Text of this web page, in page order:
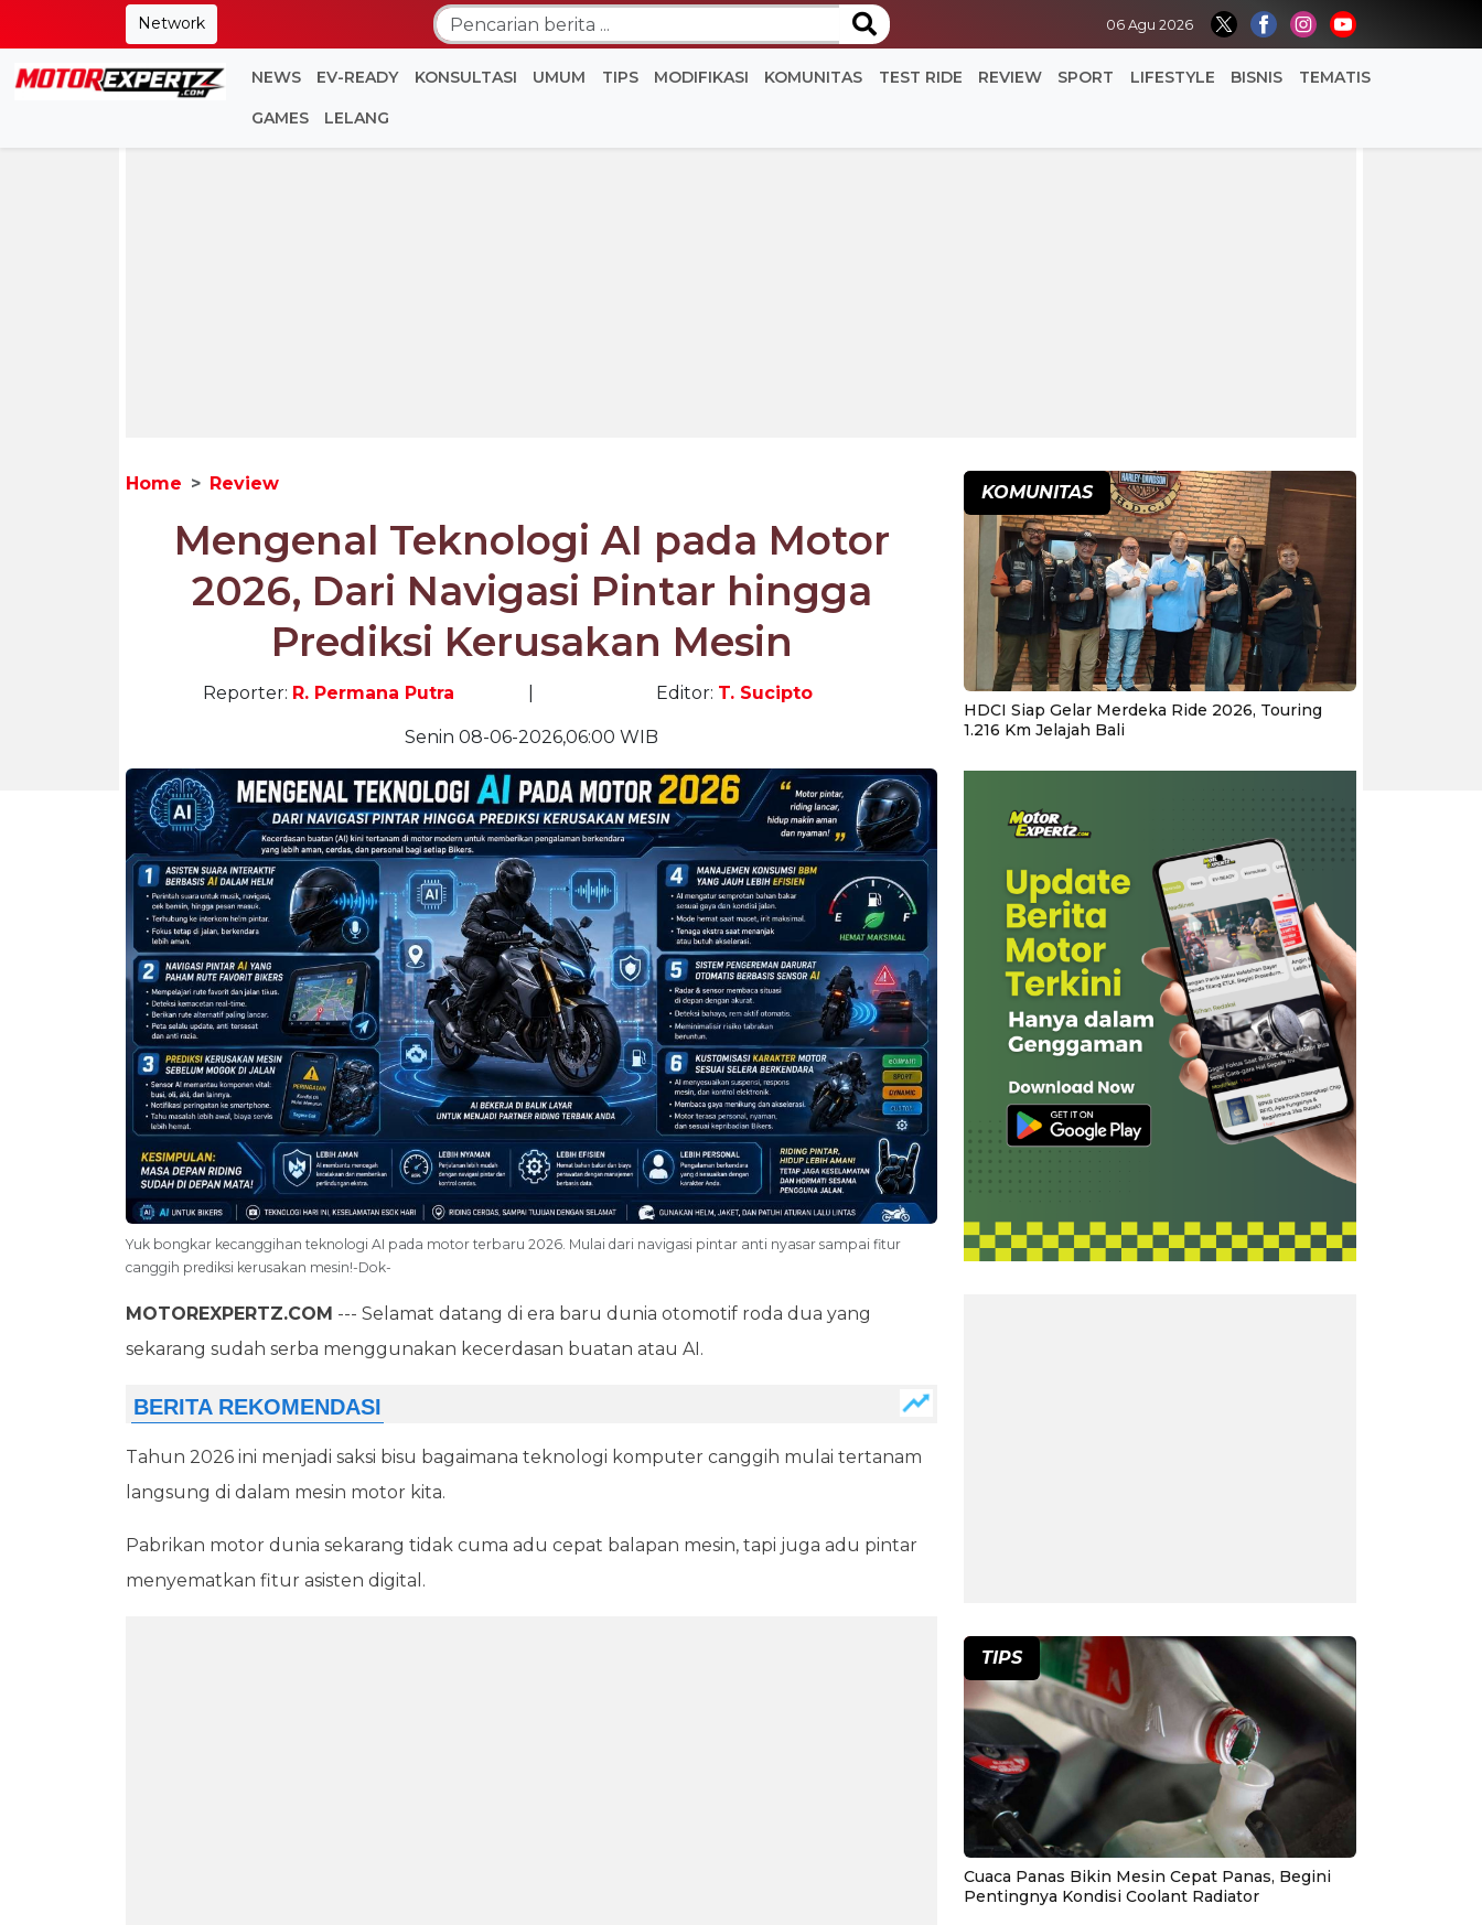
Network 06 Agu 2026
NEWS EV-READY KONSULTASI UMUM TIPS MODIFIKASI KOMUNITAS TEST RIDE REVIEW SPORT LIFESTYLE BISNIS TEMATIS
GAMES LELANG
Home Review
Mengenal Teknologi AI pada Motor
2026, Dari Navigasi Pintar hingga
Prediksi Kerusakan Mesin
Reporter: R. Permana Putra Editor: T. Sucipto
Senin 08-06-2026,06:00 WIB
Yuk bongkar kecanggihan teknologi AI pada motor terbaru 2026. Mulai dari navigasi pintar anti nyasar sampai fitur
canggih prediksi kerusakan mesin!-Dok-
MOTOREXPERTZ.COM --- Selamat datang di era baru dunia otomotif roda dua yang
sekarang sudah serba menggunakan kecerdasan buatan atau AI.
Tahun 2026 ini menjadi saksi bisu bagaimana teknologi komputer canggih mulai tertanam
langsung di dalam mesin motor kita.
Pabrikan motor dunia sekarang tidak cuma adu cepat balapan mesin, tapi juga adu pintar
menyematkan fitur asisten digital.
KOMUNITAS
HDCI Siap Gelar Merdeka Ride 2026, Touring
1.216 Km Jelajah Bali
TIPS
Cuaca Panas Bikin Mesin Cepat Panas, Begini
Pentingnya Kondisi Coolant Radiator